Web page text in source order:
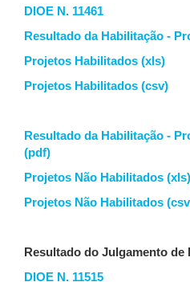
DIOE N. 11461
Resultado da Habilitação -
Projetos Habilitados (xls)
Projetos Habilitados (csv)
Resultado da Habilitação -
(pdf)
Projetos Não Habilitados (xls)
Projetos Não Habilitados
Resultado do Julgamento
DIOE N. 11515